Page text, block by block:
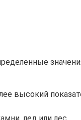
высокий